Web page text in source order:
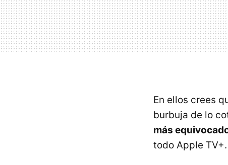
En ellos crees
burbuja de lo
más
todo Apple TV+.